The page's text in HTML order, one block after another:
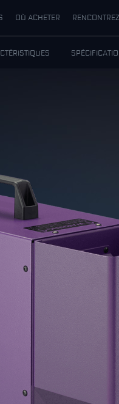
OÙ ACHETER